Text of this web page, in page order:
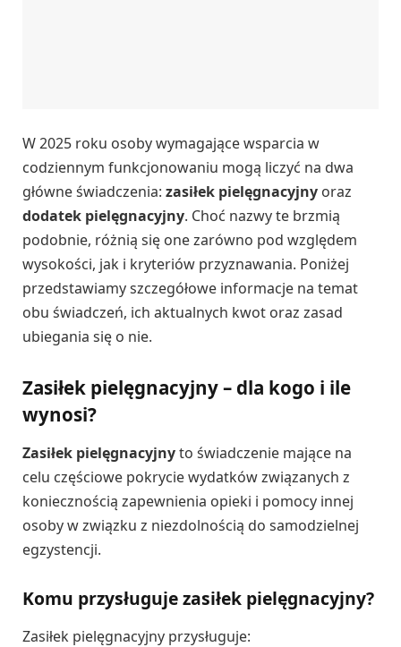
W 2025 roku osoby wymagające wsparcia w
codziennym funkcjonowaniu mogą liczyć na dwa
główne świadczenia: zasiłek pielęgnacyjny oraz
dodatek pielęgnacyjny. Choć nazwy te brzmią
podobnie, różnią się one zarówno pod względem
wysokości, jak i kryteriów przyznawania. Poniżej
przedstawiamy szczegółowe informacje na temat
obu świadczeń, ich aktualnych kwot oraz zasad
ubiegania się o nie.
Zasiłek pielęgnacyjny – dla kogo i ile
wynosi?
Zasiłek pielęgnacyjnyto świadczenie mające na
celu częściowe pokrycie wydatków związanych z
koniecznością zapewnienia opieki i pomocy innej
osoby w związku z niezdolnością do samodzielnej
egzystencji.
Komu przysługuje zasiłek pielęgnacyjny?
Zasiłek pielęgnacyjny przysługuje: